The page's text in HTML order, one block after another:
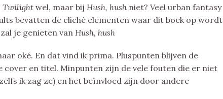
Twilight wel, maar bij Hush, hush niet? Veel urban fantasy
bevatten de cliché elementen waar dit boek op wordt
je genieten van Hush, hush
oké. En dat vind ik prima. Pluspunten blijven de
cover en titel. Minpunten zijn de vele fouten die er niet
ik zag ze) en het beïnvloed zijn door andere